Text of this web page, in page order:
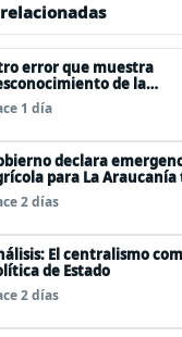
error que muestra
de la
Artículo 1
la seguridad
1 día
declara
para La Araucanía
por pasos de
2 días
El centralismo
de Estado
2 días